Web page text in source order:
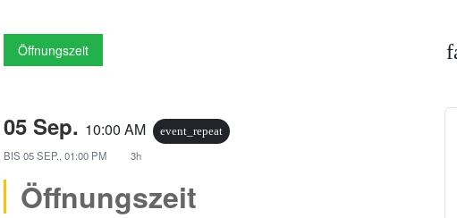
Öffnungszeit
05 Sep. 10:00 AM event_repeat
BIS 05 SEP., 01:00 PM 3h
Öffnungszeit